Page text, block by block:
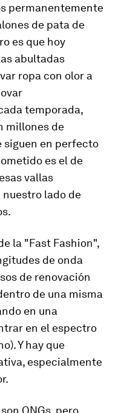
permanentemente
de pata de
es que hoy
abultadas
ropa con olor a
temporada,
millones de
siguen en perfecto
es el de
vallas
lado de
la "Fast Fashion",
de onda
de renovación
de una misma
en una
en el espectro
Y hay que
especialmente
ONGs, pero